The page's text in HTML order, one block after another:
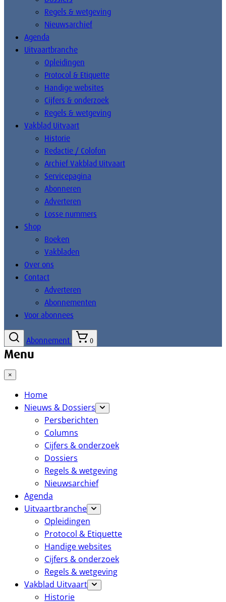
Regels & wetgeving
Nieuwsarchief
Agenda
Uitvaartbranche
Opleidingen
Protocol & Etiquette
Handige websites
Cijfers & onderzoek
Regels & wetgeving
Vakblad Uitvaart
Historie
Redactie / Colofon
Archief Vakblad Uitvaart
Servicepagina
Abonneren
Adverteren
Losse nummers
Shop
Boeken
Vakbladen
Over ons
Contact
Adverteren
Abonnementen
Voor abonnees
Abonnement 0
Menu
×
Home
Nieuws & Dossiers
Persberichten
Columns
Cijfers & onderzoek
Dossiers
Regels & wetgeving
Nieuwsarchief
Agenda
Uitvaartbranche
Opleidingen
Protocol & Etiquette
Handige websites
Cijfers & onderzoek
Regels & wetgeving
Vakblad Uitvaart
Historie